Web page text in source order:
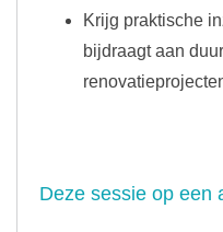
Krijg praktische
bijdraagt aan
Deze sessie op een